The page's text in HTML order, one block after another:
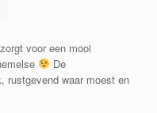
voor een mooi
De
rustgevend waar moest en